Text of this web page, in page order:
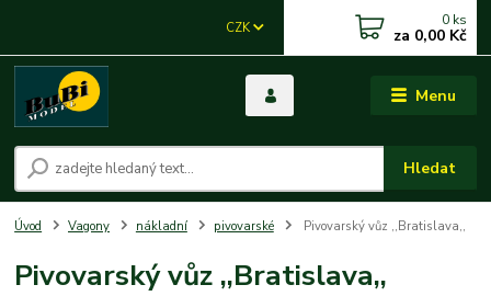
Menu
CZK
Hledat
0 ks
za 0,00 Kč
Úvod Vagony nákladní pivovarské Pivovarský vůz ,,Bratislava,,
Pivovarský vůz ,,Bratislava,,